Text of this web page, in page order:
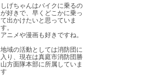
しげちゃんはバイクに乗るの
が好きで、早くどこかに乗っ
て出かけたいと思っていま
す。
アニメや漫画も好きですね。
地域の活動としては消防団に
入り、現在は真庭市消防団勝
山方面隊本部に所属していま
す